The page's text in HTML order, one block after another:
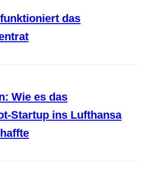
das
Wie es das
Startup ins Lufthansa